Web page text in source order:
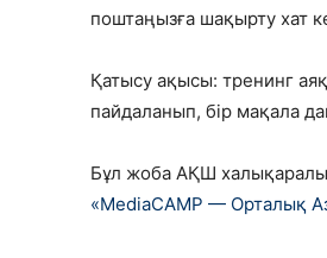
поштаңызға шақырту хат
Қатысу ақысы: тренинг
пайдаланып, бір мақала
Бұл жоба АҚШ халықаралық
«MediaCAMP — Орталық